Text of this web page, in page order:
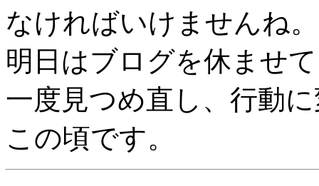
なければいけませんね。
明日はブログを休ませ
一度見つめ直し、行動
この頃です。